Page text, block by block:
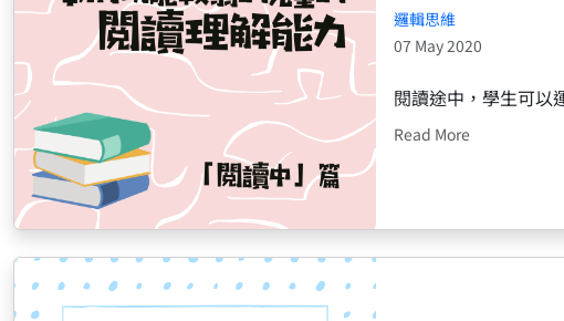
邏輯思維
07 May 2020
閱讀途中，學生可以
Read More